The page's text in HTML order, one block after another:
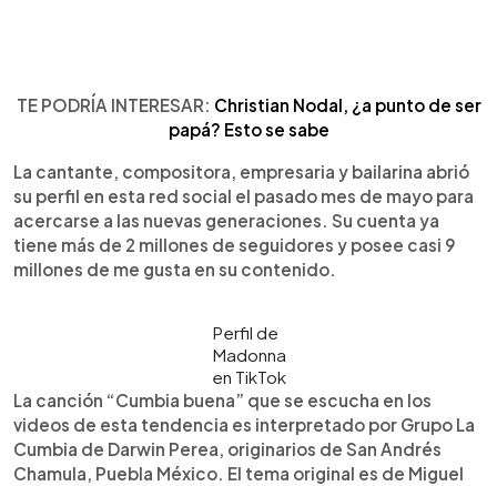
TE PODRÍA INTERESAR: Christian Nodal, ¿a punto de ser
papá? Esto se sabe
La cantante, compositora, empresaria y bailarina abrió
su perfil en esta red social el pasado mes de mayo para
acercarse a las nuevas generaciones. Su cuenta ya
tiene más de 2 millones de seguidores y posee casi 9
millones de me gusta en su contenido.
Perfil de
Madonna
en TikTok
La canción “Cumbia buena” que se escucha en los
videos de esta tendencia es interpretado por Grupo La
Cumbia de Darwin Perea, originarios de San Andrés
Chamula, Puebla México. El tema original es de Miguel